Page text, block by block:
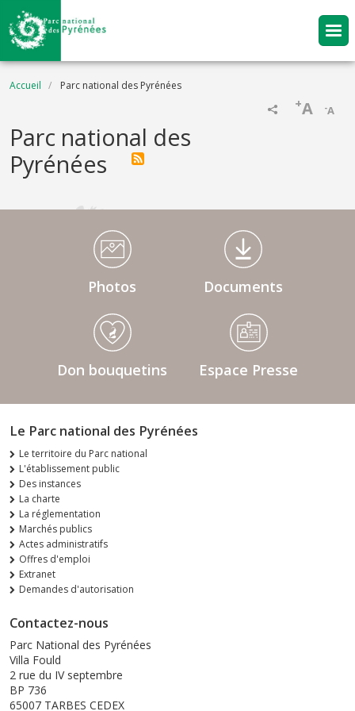
Aller au contenu principal
Fil d'Ariane
Accueil Parc national des Pyrénées
-A
+A
Parc national des
Pyrénées
Médiathèque Footer
Photos Documents
Don bouquetins Espace Presse
Le Parc national des Pyrénées
Le territoire du Parc national
L'établissement public
Des instances
La charte
La réglementation
Marchés publics
Actes administratifs
Offres d'emploi
Extranet
Demandes d'autorisation
Contactez-nous
Parc National des Pyrénées
Villa Fould
2 rue du IV septembre
BP 736
65007 TARBES CEDEX